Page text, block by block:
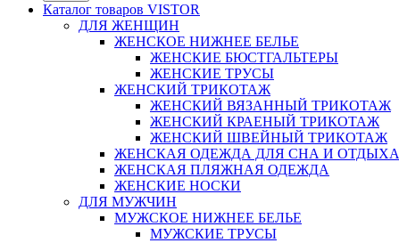
Каталог товаров VISTOR
ДЛЯ ЖЕНЩИН
ЖЕНСКОЕ НИЖНЕЕ БЕЛЬЕ
ЖЕНСКИЕ БЮСТГАЛЬТЕРЫ
ЖЕНСКИЕ ТРУСЫ
ЖЕНСКИЙ ТРИКОТАЖ
ЖЕНСКИЙ ВЯЗАННЫЙ ТРИКОТАЖ
ЖЕНСКИЙ КРАЕНЫЙ ТРИКОТАЖ
ЖЕНСКИЙ ШВЕЙНЫЙ ТРИКОТАЖ
ЖЕНСКАЯ ОДЕЖДА ДЛЯ СНА И ОТДЫХА
ЖЕНСКАЯ ПЛЯЖНАЯ ОДЕЖДА
ЖЕНСКИЕ НОСКИ
ДЛЯ МУЖЧИН
МУЖСКОЕ НИЖНЕЕ БЕЛЬЕ
МУЖСКИЕ ТРУСЫ